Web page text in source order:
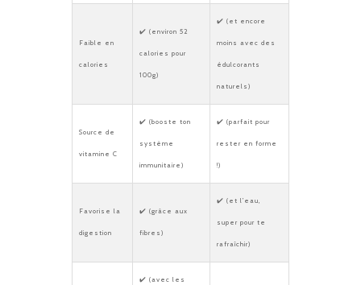
Faible en
calories
✔️ (environ 52
calories pour
100g)
✔️ (et encore
moins avec des
édulcorants
naturels)
Source de
vitamine C
✔️ (booste ton
système
immunitaire)
✔️ (parfait pour
rester en forme
!)
Favorise la
digestion
✔️ (grâce aux
fibres)
✔️ (et l’eau,
super pour te
rafraîchir)
✔️ (avec les